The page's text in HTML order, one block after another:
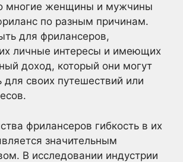
многие женщины и мужчины
по разным причинам.
для фрилансеров,
личные интересы и имеющих
доход, который они могут
для своих путешествий или
фрилансеров гибкость в их
значительным
В исследовании индустрии